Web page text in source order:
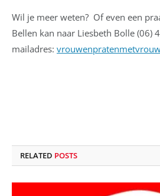
Wil je meer weten? Of even een
Bellen kan naar Liesbeth Bolle (06)
mailadres:
RELATED POSTS